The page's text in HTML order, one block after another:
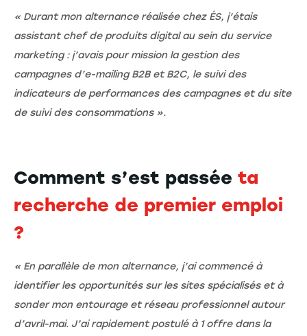
« Durant mon alternance réalisée chez ÉS, j’étais
assistant chef de produits digital au sein du service
marketing : j’avais pour mission la gestion des
campagnes d’e-mailing B2B et B2C, le suivi des
indicateurs de performances des campagnes et du site
de suivi des consommations ».
Comment s’est passée ta
recherche de premier emploi
?
« En parallèle de mon alternance, j’ai commencé à
identifier les opportunités sur les sites spécialisés et à
sonder mon entourage et réseau professionnel autour
d’avril-mai. J’ai rapidement postulé à 1 offre dans la